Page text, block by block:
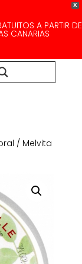
X
A PARTIR DE
CANARIAS
/ Melvita